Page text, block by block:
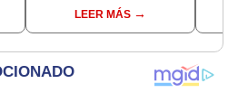
afectar redes como
Starlink de Elon Musk
LEER MÁS